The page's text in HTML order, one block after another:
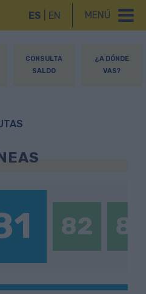
MENÚ
ES EN
CONSULTA
SALDO
¿A DÓNDE
VAS?
82